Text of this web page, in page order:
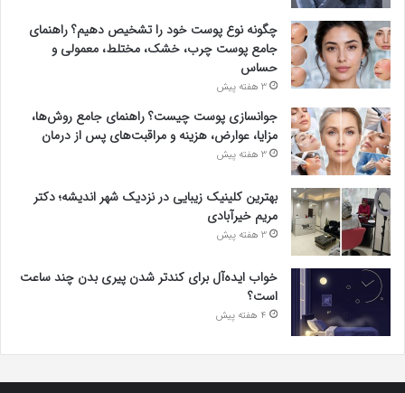
چگونه نوع پوست خود را تشخیص دهیم؟ راهنمای
جامع پوست چرب، خشک، مختلط، معمولی و
حساس
3 هفته پیش
جوانسازی پوست چیست؟ راهنمای جامع روش‌ها،
مزایا، عوارض، هزینه و مراقبت‌های پس از درمان
3 هفته پیش
بهترین کلینیک زیبایی در نزدیک شهر اندیشه؛ دکتر
مریم خیرآبادی
3 هفته پیش
خواب ایده‌آل برای کندتر شدن پیری بدن چند ساعت
است؟
4 هفته پیش